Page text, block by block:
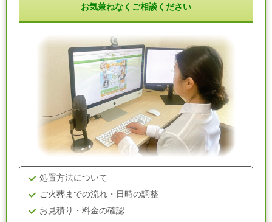
お気兼ねなくご相談ください
処置方法について
ご火葬までの流れ・日時の調整
お見積り・料金の確認